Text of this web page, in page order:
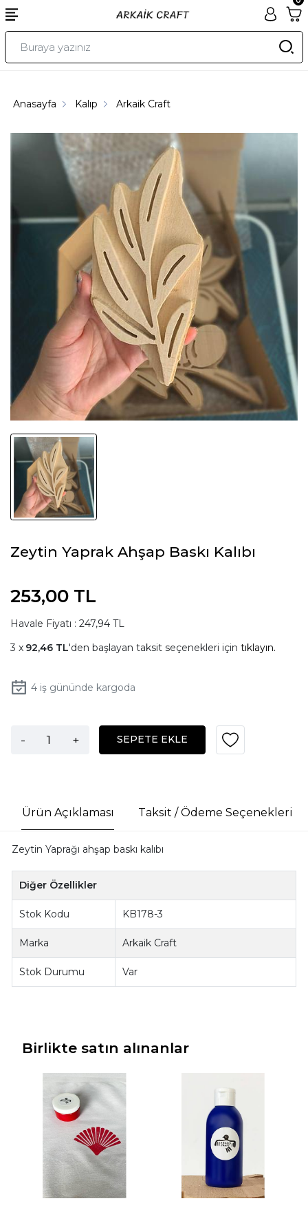
Anasayfa Kalıp Arkaik Craft
Zeytin Yaprak Ahşap Baskı Kalıbı
253,00 TL
Havale Fiyatı : 247,94 TL
92,46 TL'den başlayan taksit seçenekleri için tıklayın.
4iş gününde kargoda
- + SEPETE EKLE
Ürün Açıklaması Taksit / Ödeme Seçenekleri
Zeytin Yaprağı ahşap baskı kalıbı
Diğer Özellikler
Stok Kodu KB178-3
Marka Arkaik Craft
Stok Durumu Var
Birlikte satın alınanlar